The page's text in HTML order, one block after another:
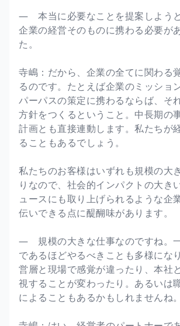
― 本当に必要なことを提案しようと
企業の経営そのものに携わる必要が
た。
寺嶋：だから、企業の全てに関わる
るのです。たとえば企業のミッショ
パーパスの策定に携わるならば、そ
方針をつくるということ。中長期の
計画とも直接連動します。私たちが
ることもあるでしょう。
私たちのお客様はいずれも規模の大
りなので、社会的インパクトの大き
ュースにも取り上げられるような企
伝いできる点に醍醐味があります。
― 規模の大きな仕事なのですね。
であるほどやるべきことも多様にな
営層と現場で感覚が違ったり、本社
視することが変わったり。あるいは
によることもあるかもしれませんね。